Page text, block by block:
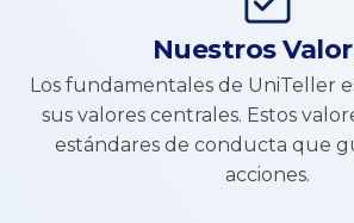
Nuestros
Los fundamentales de UniTeller
sus valores centrales. Estos
estándares de conducta que
acciones.